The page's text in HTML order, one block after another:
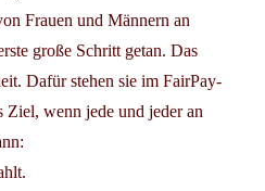
Frauen und Männern an
große Schritt getan. Das
Dafür stehen sie im FairPay-
wenn jede und jeder an